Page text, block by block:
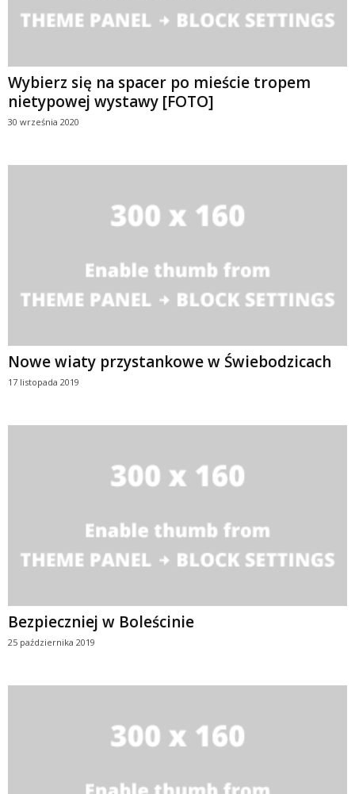
Wybierz się na spacer po mieście tropem
nietypowej wystawy [FOTO]
30 września 2020
Nowe wiaty przystankowe w Świebodzicach
17 listopada 2019
Bezpieczniej w Boleścinie
25 października 2019